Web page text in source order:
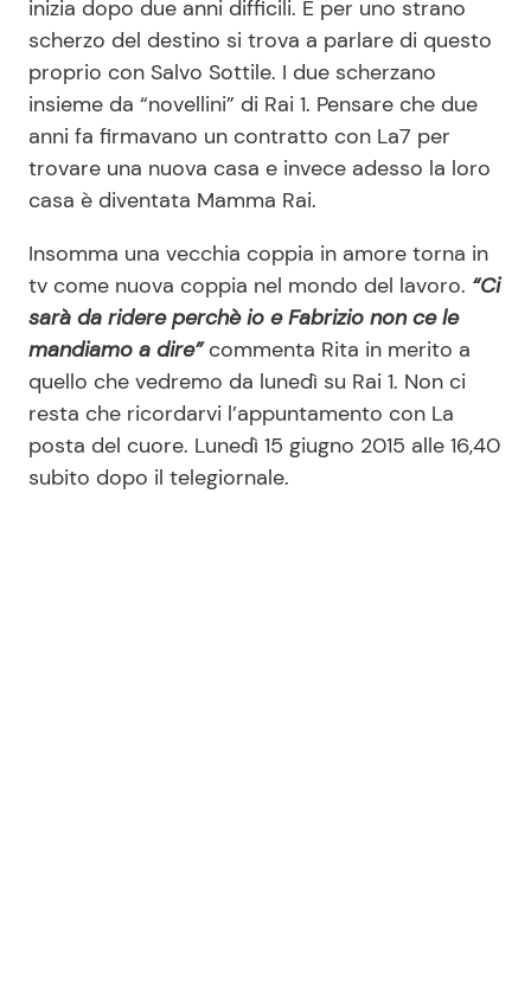
inizia dopo due anni difficili. E per uno strano
scherzo del destino si trova a parlare di questo
proprio con Salvo Sottile. I due scherzano
insieme da “novellini” di Rai 1. Pensare che due
anni fa firmavano un contratto con La7 per
trovare una nuova casa e invece adesso la loro
casa è diventata Mamma Rai.
Insomma una vecchia coppia in amore torna in
tv come nuova coppia nel mondo del lavoro. “Ci
sarà da ridere perchè io e Fabrizio non ce le
mandiamo a dire”commenta Rita in merito a
quello che vedremo da lunedì su Rai 1. Non ci
resta che ricordarvi l’appuntamento con La
posta del cuore. Lunedì 15 giugno 2015 alle 16,40
subito dopo il telegiornale.